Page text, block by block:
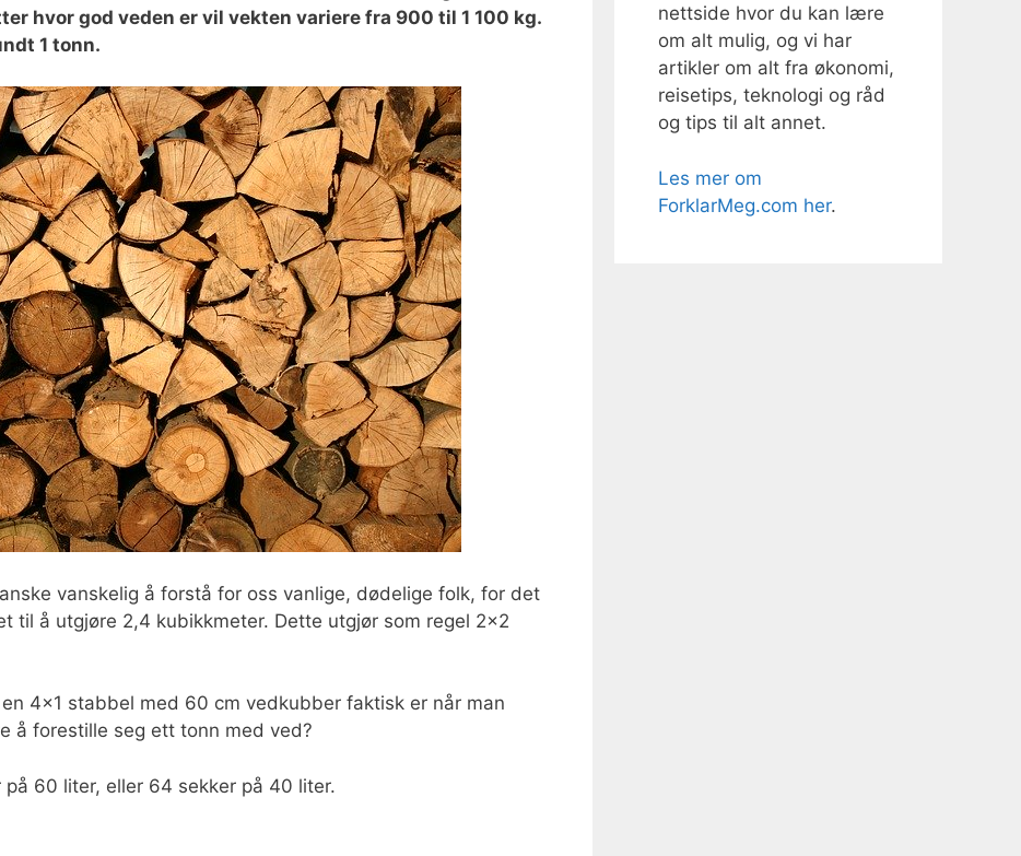
hvor god veden er vil vekten variere fra 900 til 1 100 kg.
1 tonn.
vanskelig å forstå for oss vanlige, dødelige folk, for det
til å utgjøre 2,4 kubikkmeter. Dette utgjør som regel 2×2
4×1 stabbel med 60 cm vedkubber faktisk er når man
å forestille seg ett tonn med ved?
60 liter, eller 64 sekker på 40 liter.
nettside hvor du kan lære
om alt mulig, og vi har
artikler om alt fra økonomi,
reisetips, teknologi og råd
og tips til alt annet.
Les mer om
ForklarMeg.com her.